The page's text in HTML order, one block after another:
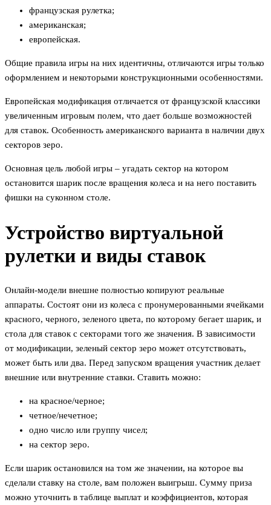
французская рулетка;
американская;
европейская.
Общие правила игры на них идентичны, отличаются игры только
оформлением и некоторыми конструкционными особенностями.
Европейская модификация отличается от французской классики
увеличенным игровым полем, что дает больше возможностей
для ставок. Особенность американского варианта в наличии двух
секторов зеро.
Основная цель любой игры – угадать сектор на котором
остановится шарик после вращения колеса и на него поставить
фишки на суконном столе.
Устройство виртуальной
рулетки и виды ставок
Онлайн-модели внешне полностью копируют реальные
аппараты. Состоят они из колеса с пронумерованными ячейками
красного, черного, зеленого цвета, по которому бегает шарик, и
стола для ставок с секторами того же значения. В зависимости
от модификации, зеленый сектор зеро может отсутствовать,
может быть или два. Перед запуском вращения участник делает
внешние или внутренние ставки. Ставить можно:
на красное/черное;
четное/нечетное;
одно число или группу чисел;
на сектор зеро.
Если шарик остановился на том же значении, на которое вы
сделали ставку на столе, вам положен выигрыш. Сумму приза
можно уточнить в таблице выплат и коэффициентов, которая